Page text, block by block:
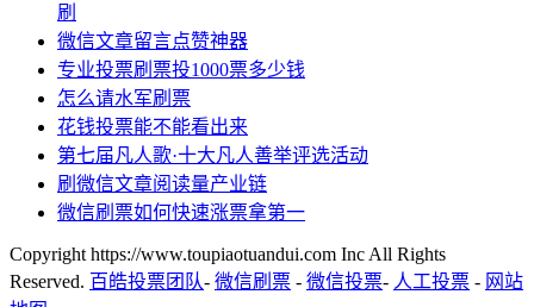
刷
微信文章留言点赞神器
专业投票刷票投1000票多少钱
怎么请水军刷票
花钱投票能不能看出来
第七届凡人歌·十大凡人善举评选活动
刷微信文章阅读量产业链
微信刷票如何快速涨票拿第一
Copyright https://www.toupiaotuandui.com Inc All Rights
Reserved. 百皓投票团队- 微信刷票 - 微信投票- 人工投票 - 网站